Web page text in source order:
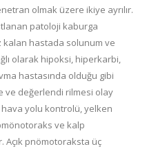
olmak üzere ikiye ayrılır.
patoloji kaburga
kalan hastada solunum ve
olarak hipoksi, hiperkarbi,
hastasında olduğu gibi
ve değerlendi rilmesi olay
yolu kontrolü, yelken
ve kalp
Açık pnömotoraksta üç